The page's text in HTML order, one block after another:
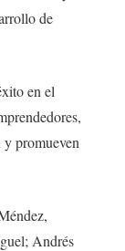
de
en el
promueven
Andrés